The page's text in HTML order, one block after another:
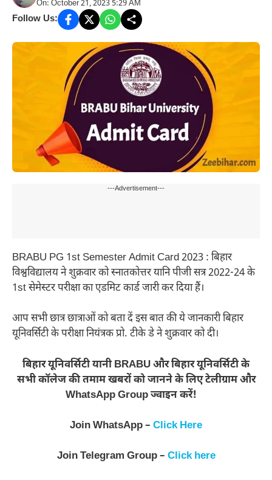
On: October 21, 2023 5:29 AM
Follow Us:
---Advertisement---
BRABU PG 1st Semester Admit Card 2023 : बिहार
विश्वविद्यालय ने शुक्रवार को स्नातकोत्तर यानि पीजी सत्र 2022-24 के
1st सेमेस्टर परीक्षा का एडमिट कार्ड जारी कर दिया हैं।
आप सभी छात्र छात्राओं को बता दें इस बात की ये जानकारी बिहार
यूनिवर्सिटी के परीक्षा नियंत्रक प्रो. टीके डे ने शुक्रवार को दी।
बिहार यूनिवर्सिटी यानी BRABU और बिहार यूनिवर्सिटी के
सभी कॉलेज की तमाम खबरों को जानने के लिए टेलीग्राम और
WhatsApp Group ज्वाइन करें!
Join WhatsApp – Click Here
Join Telegram Group – Click here